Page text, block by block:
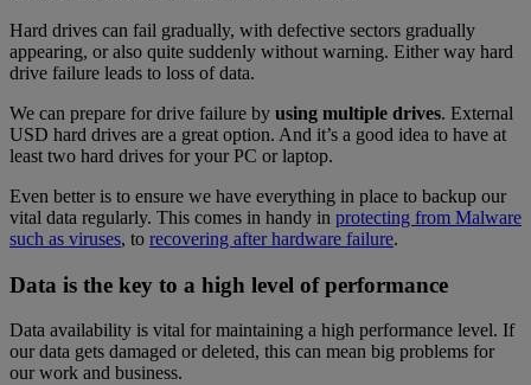
Hard drives can fail gradually, with defective sectors gradually
appearing, or also quite suddenly without warning. Either way hard
drive failure leads to loss of data.
We can prepare for drive failure by using multiple drives. External
USD hard drives are a great option. And it’s a good idea to have at
least two hard drives for your PC or laptop.
Even better is to ensure we have everything in place to backup our
vital data regularly. This comes in handy in protecting from Malware
such as viruses, to recovering after hardware failure.
Data is the key to a high level of performance
Data availability is vital for maintaining a high performance level. If
our data gets damaged or deleted, this can mean big problems for
our work and business.